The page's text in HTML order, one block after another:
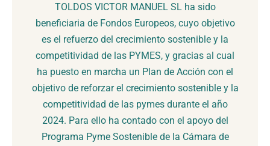
TOLDOS VICTOR MANUEL SL ha sido
beneficiaria de Fondos Europeos, cuyo objetivo
es el refuerzo del crecimiento sostenible y la
competitividad de las PYMES, y gracias al cual
ha puesto en marcha un Plan de Acción con el
objetivo de reforzar el crecimiento sostenible y la
competitividad de las pymes durante el año
2024. Para ello ha contado con el apoyo del
Programa Pyme Sostenible de la Cámara de